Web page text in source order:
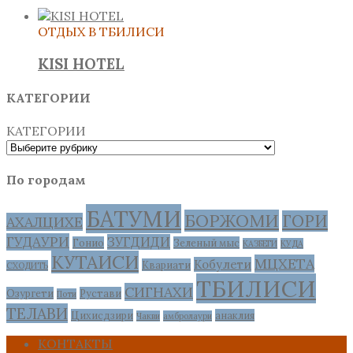
ОТДЫХ В ТБИЛИСИ
KISI HOTEL
КАТЕГОРИИ
КАТЕГОРИИ
По городам
АХАЛЦИХЕ БАТУМИ БОРЖОМИ ГОРИ
ГУДАУРИ Гонио ЗУГДИДИ Зеленый мыс КАЗБЕГИ КУДА
СХОДИТЬ КУТАИСИ Квариати Кобулети МЦХЕТА
Озургети Поти Рустави СИГНАХИ ТБИЛИСИ
ТЕЛАВИ Цихисдзири Чакви амбролаури анаклия
КОНТАКТЫ